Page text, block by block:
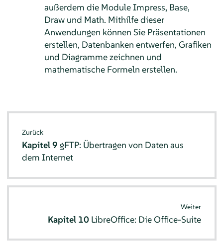
außerdem die Module Impress, Base,
Draw und Math. Mithilfe dieser
Anwendungen können Sie Präsentationen
erstellen, Datenbanken entwerfen, Grafiken
und Diagramme zeichnen und
mathematische Formeln erstellen.
Zurück
Kapitel 9gFTP: Übertragen von Daten aus
dem Internet
Weiter
Kapitel 10 LibreOffice: Die Office-Suite